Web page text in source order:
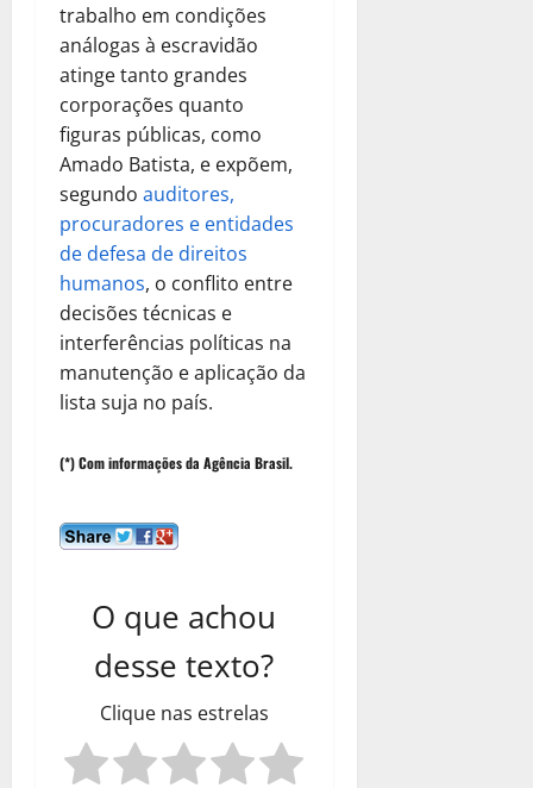
trabalho em condições
análogas à escravidão
atinge tanto grandes
corporações quanto
figuras públicas, como
Amado Batista, e expõem,
segundo auditores,
procuradores e entidades
de defesa de direitos
humanos, o conflito entre
decisões técnicas e
interferências políticas na
manutenção e aplicação da
lista suja no país.
(*) Com informações da Agência Brasil.
O que achou
desse texto?
Clique nas estrelas